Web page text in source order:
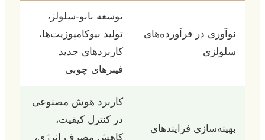
نوآوری در فرآورده‌های
سلولزی
توسعه نانو-سلولز،
تولید بیوکامپوزیت‌ها،
کاربردهای جدید
فیبرهای چوبی
بهینه‌سازی فرایندهای
کاربرد هوش مصنوعی
در کنترل کیفیت،
کاهش مصرف انرژی،